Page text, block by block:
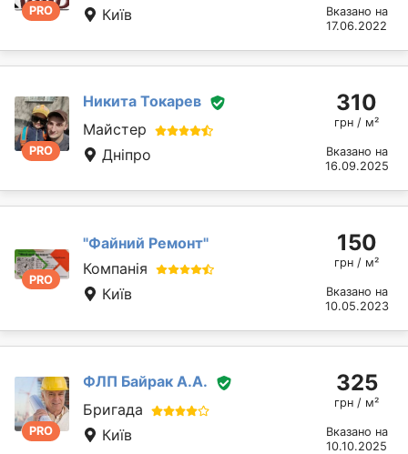
PRO
Київ
Вказано на
17.06.2022
PRO
Никита Токарев
Майстер
Дніпро
310
грн / м²
Вказано на
16.09.2025
PRO
"Файний Ремонт"
Компанія
Київ
150
грн / м²
Вказано на
10.05.2023
PRO
ФЛП Байрак А.А.
Бригада
Київ
325
грн / м²
Вказано на
10.10.2025